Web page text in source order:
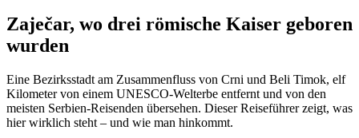
Zaječar, wo drei römische Kaiser geboren
wurden
Eine Bezirksstadt am Zusammenfluss von Crni und Beli Timok, elf
Kilometer von einem UNESCO-Welterbe entfernt und von den
meisten Serbien-Reisenden übersehen. Dieser Reiseführer zeigt, was
hier wirklich steht – und wie man hinkommt.